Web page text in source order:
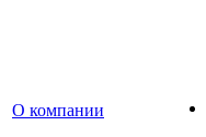
О компании